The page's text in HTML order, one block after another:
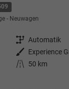
Neuwagen
Getriebe Automatik
Außenfarbe
Experience
Kilometerstand
50 km